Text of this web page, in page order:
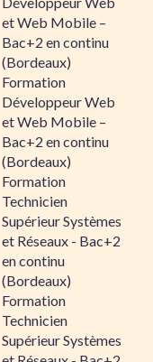
et Web Mobile –
Bac+2 en continu
(Bordeaux)
Formation
Développeur Web
et Web Mobile –
Bac+2 en continu
(Bordeaux)
Formation
Technicien
Supérieur Systèmes
et Réseaux - Bac+2
en continu
(Bordeaux)
Formation
Technicien
Supérieur Systèmes